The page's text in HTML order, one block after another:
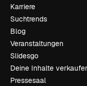
Karriere
Suchtrends
Blog
Veranstaltungen
Slidesgo
Deine Inhalte
Pressesaal